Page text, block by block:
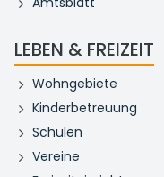
LEBEN & FREIZEIT
Wohngebiete
Kinderbetreuung
Schulen
Vereine